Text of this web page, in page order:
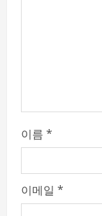
이름 *
이메일 *